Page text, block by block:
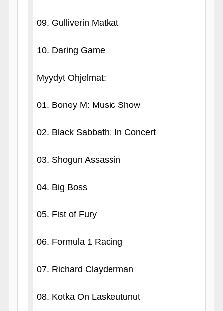
09. Gulliverin Matkat
10. Daring Game
Myydyt Ohjelmat:
01. Boney M: Music Show
02. Black Sabbath: In Concert
03. Shogun Assassin
04. Big Boss
05. Fist of Fury
06. Formula 1 Racing
07. Richard Clayderman
08. Kotka On Laskeutunut